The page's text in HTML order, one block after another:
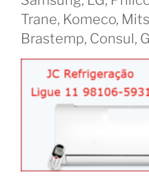
Trane, Komeco,
Brastemp, Consul,